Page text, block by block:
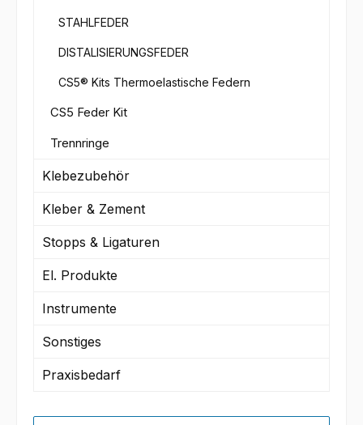
STAHLFEDER
DISTALISIERUNGSFEDER
CS5® Kits Thermoelastische Federn
CS5 Feder Kit
Trennringe
Klebezubehör
Kleber & Zement
Stopps & Ligaturen
El. Produkte
Instrumente
Sonstiges
Praxisbedarf